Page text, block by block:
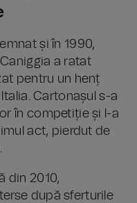
și în 1990,
a ratat
pentru un henț
Cartonașul s-a
în competiție și l-a
act, pierdut de
din 2010,
după sferturile